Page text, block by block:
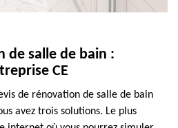
de salle de bain :
CE
de rénovation de salle de bain
avez trois solutions. Le plus